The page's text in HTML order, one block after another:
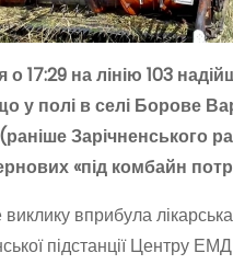
о 17:29 на лінію 103
у полі в селі Борове
Зарічненського
«під комбайн
вприбула
підстанції Центру